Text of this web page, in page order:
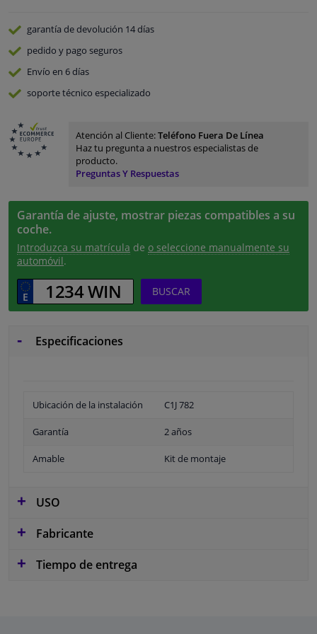
garantía de devolución 14 días
pedido y pago seguros
Envío en 6 días
soporte técnico especializado
Atención al Cliente:Teléfono Fuera De Línea
Haz tu pregunta a nuestros especialistas de
producto.
Preguntas Y Respuestas
Garantía de ajuste, mostrar piezas compatibles a su
coche.
Introduzca su matrícula de o seleccione manualmente su
automóvil.
BUSCAR
Especificaciones
Ubicación de la instalación C1J 782
Garantía 2 años
Amable Kit de montaje
USO
Fabricante
Tiempo de entrega